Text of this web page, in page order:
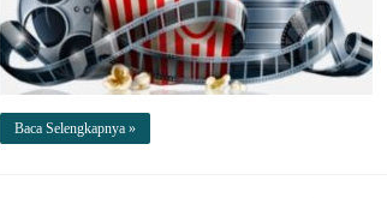
Baca Selengkapnya »